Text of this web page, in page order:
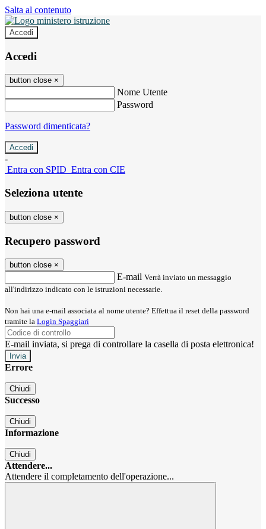
Salta al contenuto
Accedi
Accedi
button close ×
Nome Utente
Password
Password dimenticata?
-
Entra con SPID Entra con CIE
Seleziona utente
button close ×
Recupero password
button close ×
E-mail Verrà inviato un messaggio
all'indirizzo indicato con le istruzioni necessarie.
Non hai una e-mail associata al nome utente? Effettua il reset della password
tramite la Login Spaggiari
E-mail inviata, si prega di controllare la casella di posta elettronica!
Errore
Chiudi
Successo
Chiudi
Informazione
Chiudi
Attendere...
Attendere il completamento dell'operazione...